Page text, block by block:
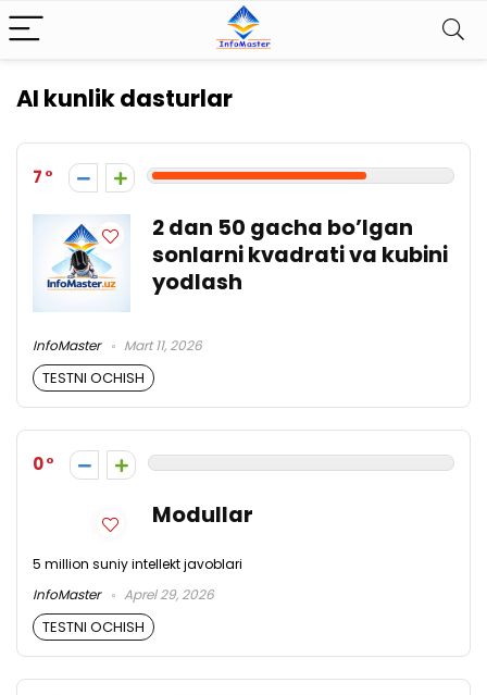
AI kunlik dasturlar
7
2 dan 50 gacha bo’lgan
sonlarni kvadrati va kubini
yodlash
InfoMaster Mart 11, 2026
TESTNI OCHISH
0
Modullar
5 million suniy intellekt javoblari
InfoMaster
Aprel 29, 2026
TESTNI OCHISH